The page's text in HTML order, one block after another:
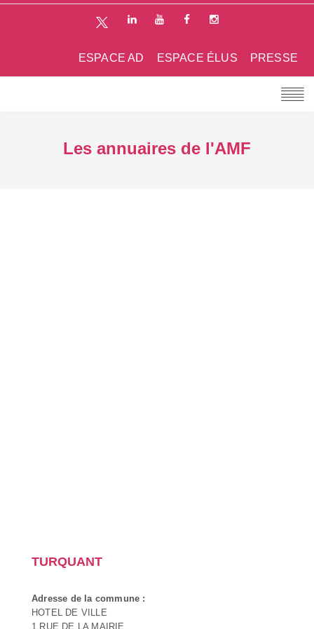
PRESSE
ESPACE ÉLUS
ESPACE AD
Les annuaires de l'AMF
TURQUANT
Adresse de la commune :
HOTEL DE VILLE
1 RUE DE LA MAIRIE